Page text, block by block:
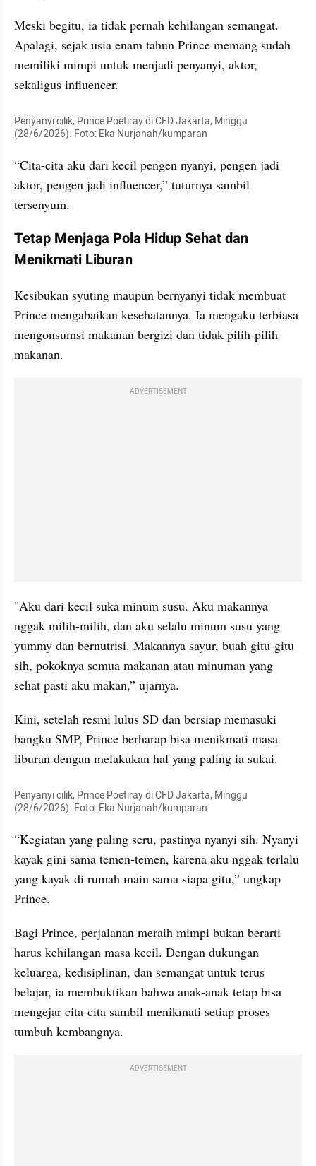
Meski begitu, ia tidak pernah kehilangan semangat.
Apalagi, sejak usia enam tahun Prince memang sudah
memiliki mimpi untuk menjadi penyanyi, aktor,
sekaligus influencer.
Penyanyi cilik, Prince Poetiray di CFD Jakarta, Minggu
(28/6/2026). Foto: Eka Nurjanah/kumparan
“Cita-cita aku dari kecil pengen nyanyi, pengen jadi
aktor, pengen jadi influencer,” tuturnya sambil
tersenyum.
Tetap Menjaga Pola Hidup Sehat dan
Menikmati Liburan
Kesibukan syuting maupun bernyanyi tidak membuat
Prince mengabaikan kesehatannya. Ia mengaku terbiasa
mengonsumsi makanan bergizi dan tidak pilih-pilih
makanan.
ADVERTISEMENT
"Aku dari kecil suka minum susu. Aku makannya
nggak milih-milih, dan aku selalu minum susu yang
yummy dan bernutrisi. Makannya sayur, buah gitu-gitu
sih, pokoknya semua makanan atau minuman yang
sehat pasti aku makan,” ujarnya.
Kini, setelah resmi lulus SD dan bersiap memasuki
bangku SMP, Prince berharap bisa menikmati masa
liburan dengan melakukan hal yang paling ia sukai.
Penyanyi cilik, Prince Poetiray di CFD Jakarta, Minggu
(28/6/2026). Foto: Eka Nurjanah/kumparan
“Kegiatan yang paling seru, pastinya nyanyi sih. Nyanyi
kayak gini sama temen-temen, karena aku nggak terlalu
yang kayak di rumah main sama siapa gitu,” ungkap
Prince.
Bagi Prince, perjalanan meraih mimpi bukan berarti
harus kehilangan masa kecil. Dengan dukungan
keluarga, kedisiplinan, dan semangat untuk terus
belajar, ia membuktikan bahwa anak-anak tetap bisa
mengejar cita-cita sambil menikmati setiap proses
tumbuh kembangnya.
ADVERTISEMENT